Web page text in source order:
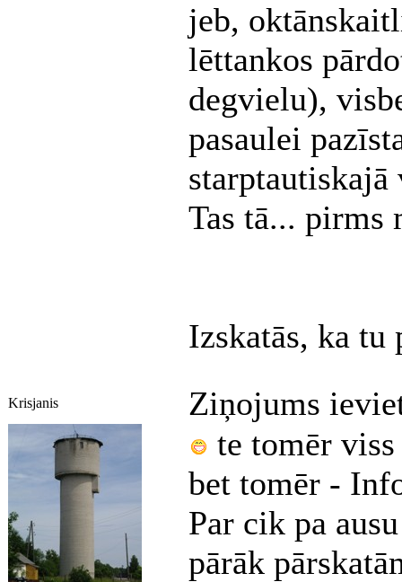
jeb,
lēttankos
degvielu),
pasaulei
starptautiskajā
Tas tā... pirms
Izskatās, ka tu
Krisjanis Ziņojums
te tomēr
bet tomēr -
Par cik pa
pārāk